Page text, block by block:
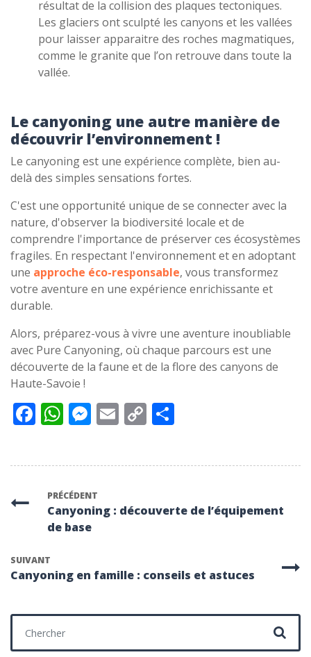
résultat de la collision des plaques tectoniques.
Les glaciers ont sculpté les canyons et les vallées
pour laisser apparaitre des roches magmatiques,
comme le granite que l’on retrouve dans toute la
vallée.
Le canyoning une autre manière de
découvrir l’environnement !
Le canyoning est une expérience complète, bien au-
delà des simples sensations fortes.
C'est une opportunité unique de se connecter avec la
nature, d'observer la biodiversité locale et de
comprendre l'importance de préserver ces écosystèmes
fragiles. En respectant l'environnement et en adoptant
une approche éco-responsable, vous transformez
votre aventure en une expérience enrichissante et
durable.
Alors, préparez-vous à vivre une aventure inoubliable
avec Pure Canyoning, où chaque parcours est une
découverte de la faune et de la flore des canyons de
Haute-Savoie !
Facebook
WhatsApp
Messenger
Email
Copy
PRÉCÉDENT
Canyoning : découverte de l’équipement
de base
SUIVANT
Canyoning en famille : conseils et astuces